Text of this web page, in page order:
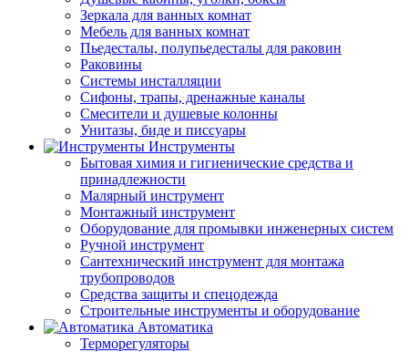
Зеркала для ванных комнат
Мебель для ванных комнат
Пьедесталы, полупьедесталы для раковин
Раковины
Системы инсталляции
Сифоны, трапы, дренажные каналы
Смесители и душевые колонны
Унитазы, биде и писсуары
Инструменты
Бытовая химия и гигиенические средства и
принадлежности
Малярный инструмент
Монтажный инструмент
Оборудование для промывки инженерных систем
Ручной инструмент
Сантехнический инструмент для монтажа
трубопроводов
Средства защиты и спецодежда
Строительные инструменты и оборудование
Автоматика
Терморегуляторы